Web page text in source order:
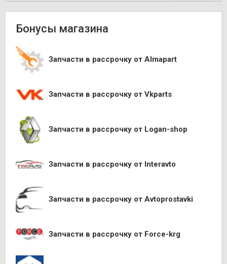
Бонусы магазина
Запчасти в рассрочку от Almapart
Запчасти в рассрочку от Vkparts
Запчасти в рассрочку от Logan-shop
Запчасти в рассрочку от Interavto
Запчасти в рассрочку от Avtoprostavki
Запчасти в рассрочку от Force-krg